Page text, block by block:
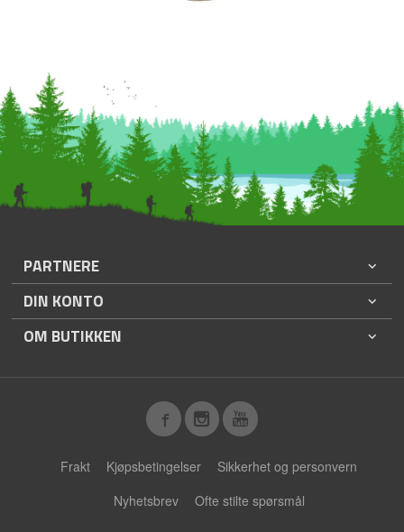
PARTNERE
DIN KONTO
OM BUTIKKEN
Frakt Kjøpsbetingelser
Sikkerhet og personvern
Nyhetsbrev
Ofte stilte spørsmål